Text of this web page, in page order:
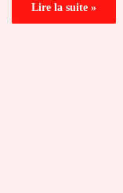
Lire la suite »